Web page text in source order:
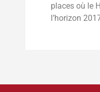
places où le
l’horizon